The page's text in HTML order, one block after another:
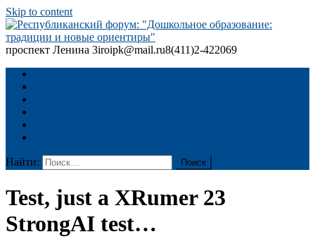
Skip to content
и новые ориентиры"
проспект Ленина 3iroipk@mail.ru8(411)2-422069
Найти:
Test, just a XRumer 23
StrongAI test…